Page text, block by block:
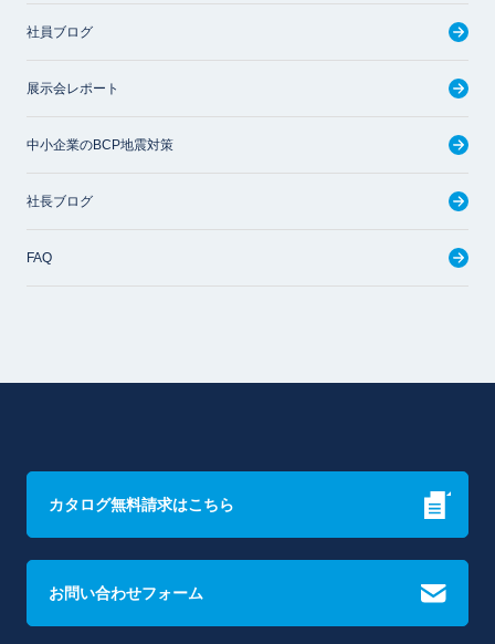
社員ブログ
展示会レポート
中小企業のBCP地震対策
社長ブログ
FAQ
カタログ無料請求はこちら
お問い合わせフォーム